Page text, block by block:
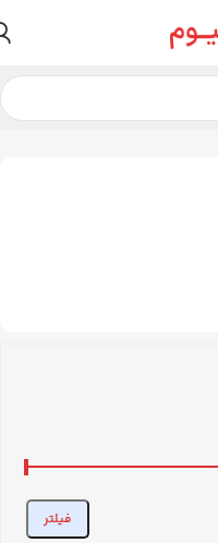
در حال نمایش 6 نتیجه
فیلتر